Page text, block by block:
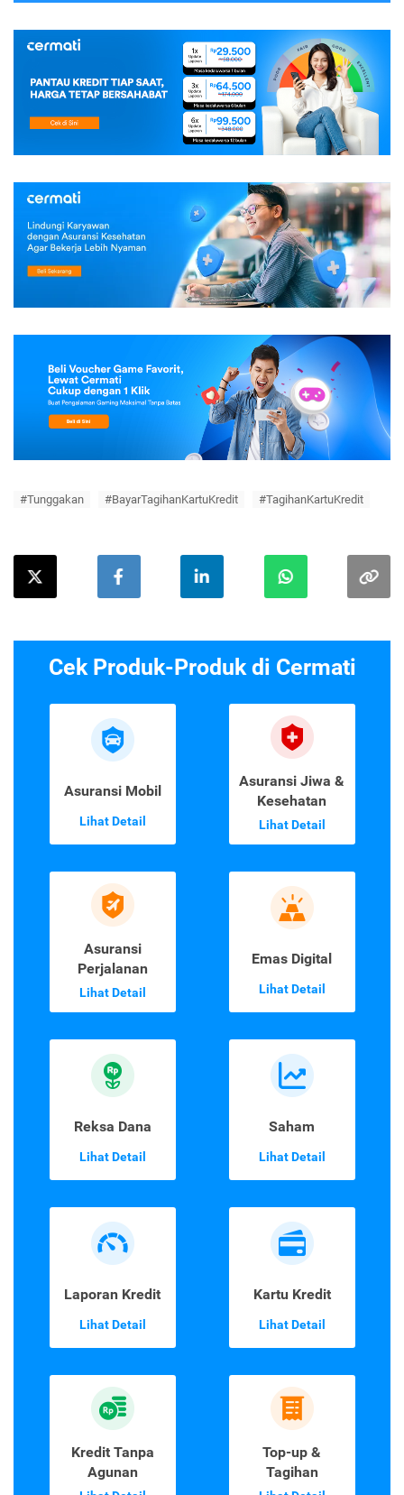
#Tunggakan #BayarTagihanKartuKredit #TagihanKartuKredit
Cek Produk-Produk di Cermati
Asuransi Mobil
Lihat Detail
Asuransi Jiwa &
Kesehatan
Lihat Detail
Asuransi
Perjalanan
Lihat Detail
Emas Digital
Lihat Detail
Reksa Dana
Lihat Detail
Saham
Lihat Detail
Laporan Kredit
Lihat Detail
Kartu Kredit
Lihat Detail
Kredit Tanpa
Agunan
Top-up &
Tagihan